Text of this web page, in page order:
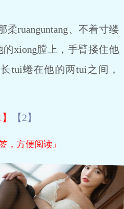
ruanguntang、不着寸缕
xiong膛上，手臂搂住他
tui蜷在他的两tui之间，
【2】
，方便阅读』